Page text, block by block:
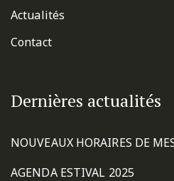
Actualités
Contact
Dernières actualités
NOUVEAUX HORAIRES DE
AGENDA ESTIVAL 2025